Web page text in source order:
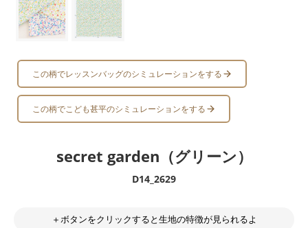
この柄でレッスンバッグのシミュレーションをする
この柄でこども甚平のシミュレーションをする
secret garden（グリーン）
D14_2629
＋ボタンをクリックすると生地の特徴が見られるよ